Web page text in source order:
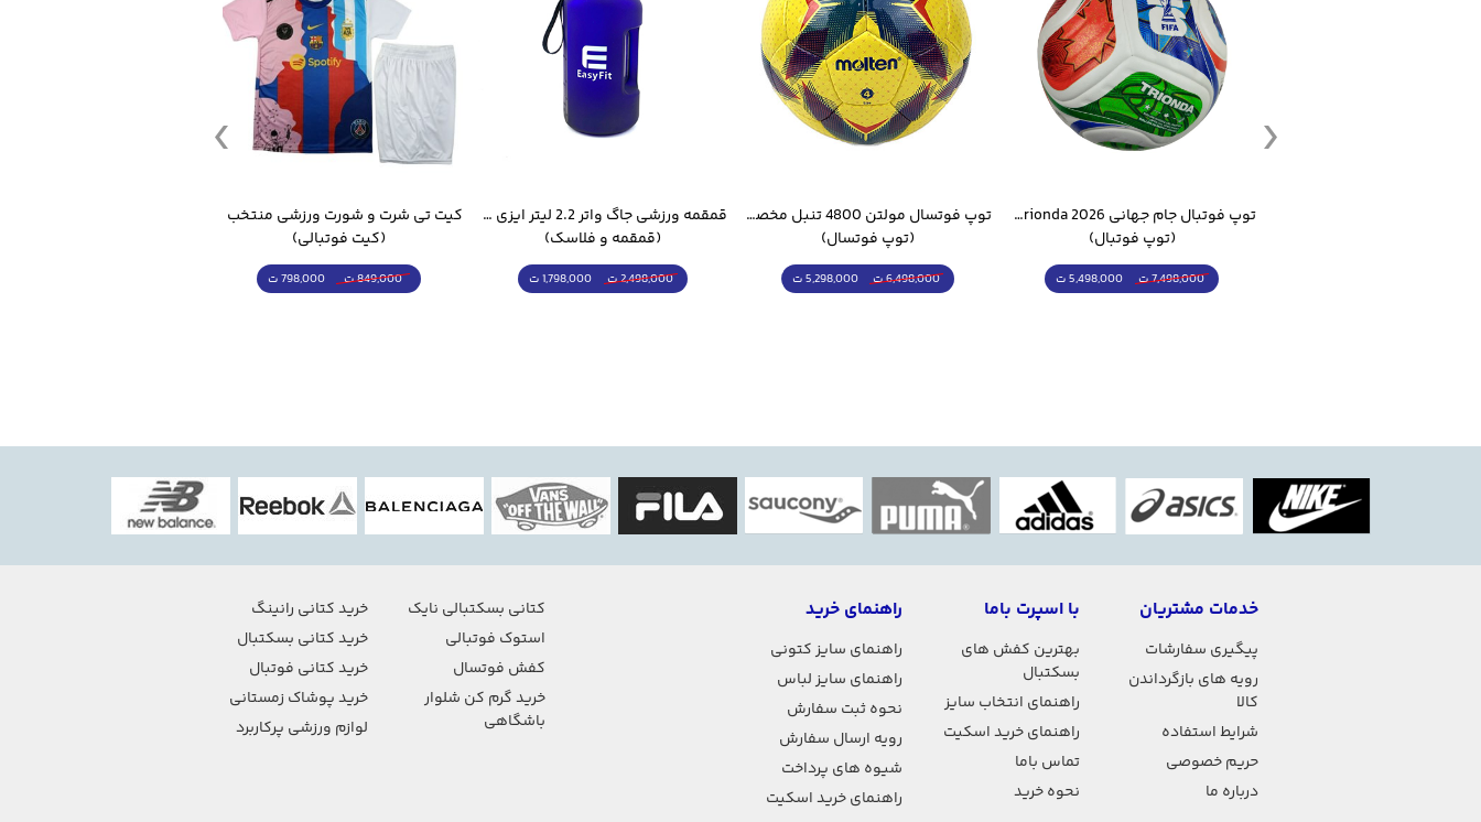
توپ فوتبال جام جهانی 2026 Trionda مشابه اورجینال
(توپ فوتبال)
7,498,000 ت 5,498,000 ت
توپ فوتسال مولتن 4800 تنبل مخصوص سالن
(توپ فوتسال)
6,498,000 ت 5,298,000 ت
قمقمه ورزشی جاگ واتر 2.2 لیتر ایزی فیت
(قمقمه و فلاسک)
2,498,000 ت 1,798,000 ت
(کیت فوتبالی)
849,000 ت 798,000 ت
خدمات مشتریان
پیگیری سفارشات
رویه های بازگرداندن
کالا
شرایط استفاده
حریم خصوصی
درباره ما
با اسپرت باما
بهترین کفش های
بسکتبال
راهنمای انتخاب سایز
راهنمای خرید اسکیت
تماس باما
نحوه خرید
راهنمای خرید
راهنمای سایز کتونی
راهنمای سایز لباس
نحوه ثبت سفارش
رویه ارسال سفارش
شیوه های پرداخت
راهنمای خرید اسکیت
کتانی بسکتبالی نایک
استوک فوتبالی
کفش فوتسال
خرید گرم کن شلوار
باشگاهی
خرید کتانی رانینگ
خرید کتانی بسکتبال
خرید کتانی فوتبال
خرید پوشاک زمستانی
لوازم ورزشی پرکاربرد